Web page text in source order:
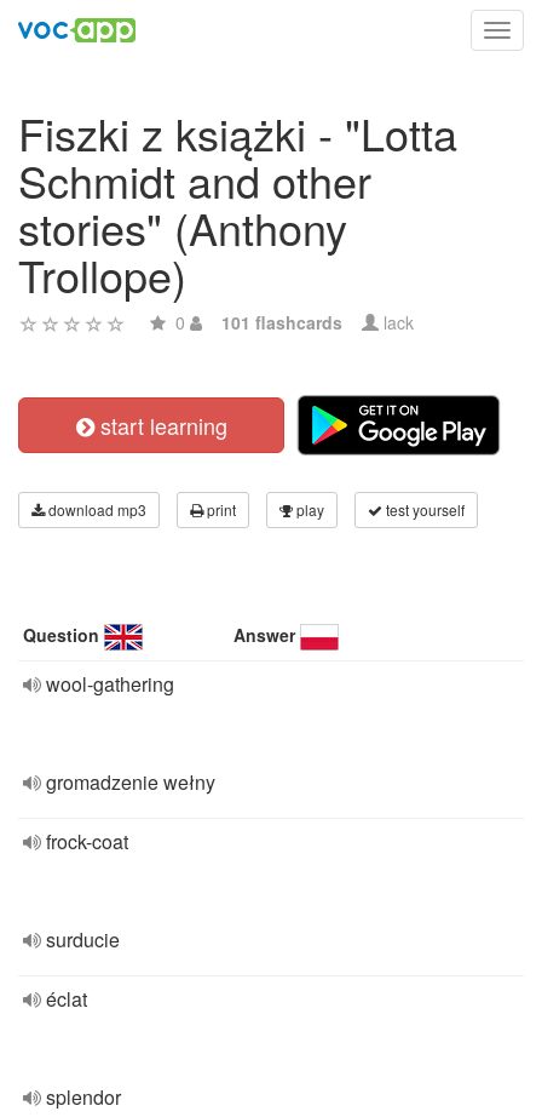
Fiszki z książki - "Lotta
Schmidt and other
stories" (Anthony
Trollope)
0 101 flashcards lack
start learning
download mp3 print play test yourself
Question Answer
wool-gathering
gromadzenie wełny
frock-coat
surducie
éclat
splendor